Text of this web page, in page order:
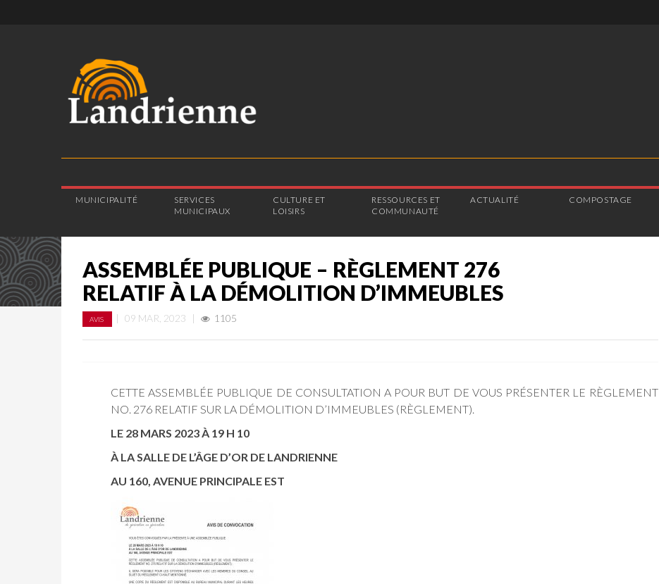
MUNICIPALITÉ
SERVICES
MUNICIPAUX
CULTURE ET
LOISIRS
RESSOURCES ET
COMMUNAUTÉ
ACTUALITÉ COMPOSTAGE
ASSEMBLÉE PUBLIQUE – RÈGLEMENT 276
RELATIF À LA DÉMOLITION D’IMMEUBLES
AVIS | 09 MAR, 2023 | 1105
CETTE ASSEMBLÉE PUBLIQUE DE CONSULTATION A POUR BUT DE VOUS PRÉSENTER LE RÈGLEMENT
NO. 276 RELATIF SUR LA DÉMOLITION D’IMMEUBLES (RÈGLEMENT).
LE 28 MARS 2023 À 19 H 10
À LA SALLE DE L’ÂGE D’OR DE LANDRIENNE
AU 160, AVENUE PRINCIPALE EST